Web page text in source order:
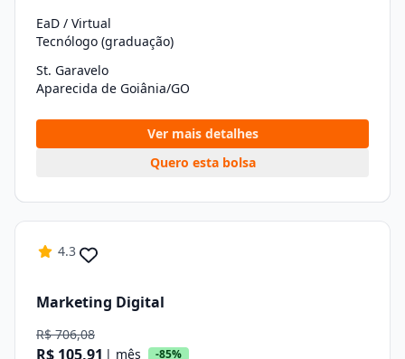
EaD / Virtual
Tecnólogo (graduação)
St. Garavelo
Aparecida de Goiânia/GO
Ver mais detalhes
Quero esta bolsa
4.3
Marketing Digital
R$ 706,08
R$ 105,91 | mês -85%